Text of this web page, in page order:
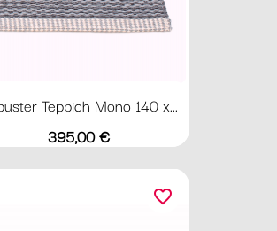
Teppich Mono 140 x...
Preis
395,00 €
favorite_border